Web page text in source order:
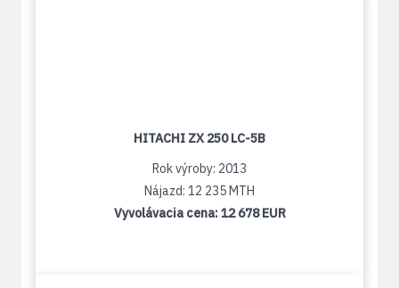
HITACHI ZX 250 LC-5B
Rok výroby: 2013
Nájazd: 12 235 MTH
Vyvolávacia cena:12 678 EUR